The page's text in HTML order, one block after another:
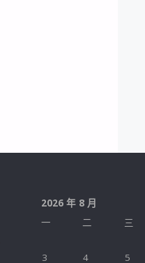
2026 年 8 月
一
二 三
3
4 5